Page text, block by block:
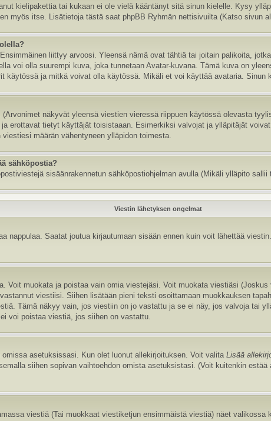
kielipakettia tai kukaan ei ole vielä kääntänyt sitä sinun kielelle. Kysy
myös itse. Lisätietoja tästä saat phpBB Ryhmän nettisivuilta (Katso sivun
liittyy arvoosi. Yleensä nämä ovat tähtiä tai joitain palikoita,
voi olla suurempi kuva, joka tunnetaan Avatar-kuvana. Tämä kuva on
käytössä ja mitkä voivat olla käytössä. Mikäli et voi käyttää avataria. Sinun
näkyvät yleensä viestien vieressä riippuen käytössä olevasta
erottavat tietyt käyttäjät toisistaaan. Esimerkiksi valvojat ja ylläpitäjät
määrän vähentyneen ylläpidon toimesta.
sähköpostia?
sisäänrakennetun sähköpostiohjelman avulla (Mikäli ylläpito
Viestin lähetyksen ongelmat
nappulaa. Saatat joutua kirjautumaan sisään ennen kuin voit lähettää
Voit muokata ja poistaa vain omia viestejäsi. Voit muokata viestiäsi
viestiisi. Siihen lisätään pieni teksti osoittamaan muokkauksen
Tämä näkyy vain, jos viestiin on jo vastattu ja se ei näy, jos valvoja tai
voi poistaa viestiä, jos siihen on vastattu.
asetuksissasi. Kun olet luonut allekirjoituksen. Voit valitaLisää
siihen sopivan vaihtoehdon omista asetuksistasi. (Voit kuitenkin
viestiä (Tai muokkaat viestiketjun ensimmäistä viestiä) näet valikossa